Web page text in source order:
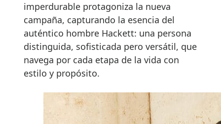
imperdurable protagoniza la nueva
campaña, capturando la esencia del
auténtico hombre Hackett: una persona
distinguida, sofisticada pero versátil, que
navega por cada etapa de la vida con
estilo y propósito.